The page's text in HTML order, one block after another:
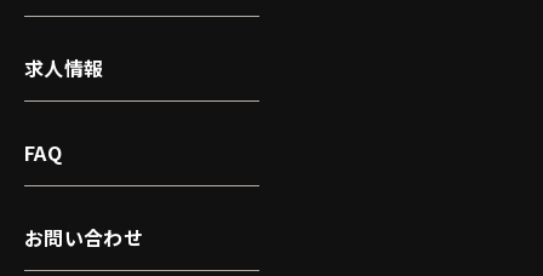
求人情報
FAQ
お問い合わせ